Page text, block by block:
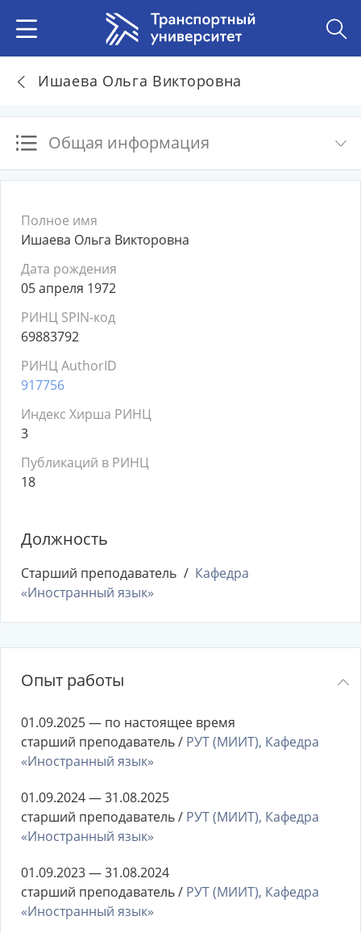
Ишаева Ольга Викторовна
Общая информация
Полное имя
Ишаева Ольга Викторовна
Дата рождения
05 апреля 1972
РИНЦ SPIN-код
69883792
РИНЦ AuthorID
917756
Индекс Хирша РИНЦ
3
Публикаций в РИНЦ
18
Должность
Старший преподаватель
Кафедра
«Иностранный язык»
Опыт работы
01.09.2025 — по настоящее время
старший преподаватель / РУТ (МИИТ), Кафедра
«Иностранный язык»
01.09.2024 — 31.08.2025
старший преподаватель / РУТ (МИИТ), Кафедра
«Иностранный язык»
01.09.2023 — 31.08.2024
старший преподаватель / РУТ (МИИТ), Кафедра
«Иностранный язык»